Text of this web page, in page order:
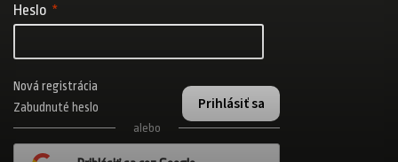
Heslo
Prihlásiť sa
Nová registrácia
Zabudnuté heslo
alebo